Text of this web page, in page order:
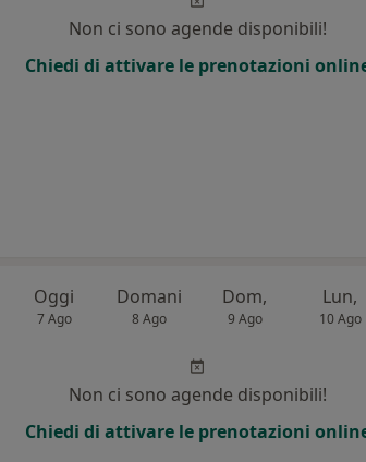
Non ci sono agende disponibili!
Chiedi di attivare le prenotazioni
Oggi
7 Ago
Domani
8 Ago
Dom,
9 Ago
Lun,
10 Ago
Non ci sono agende disponibili!
Chiedi di attivare le prenotazioni